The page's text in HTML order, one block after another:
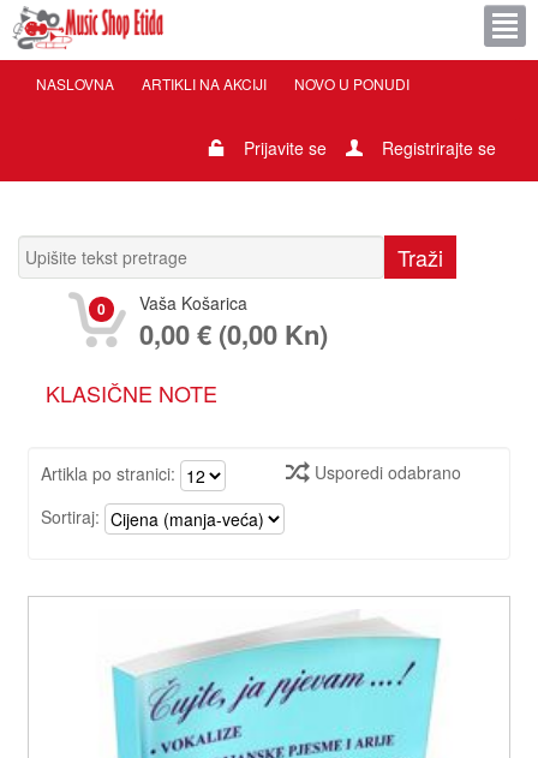
NASLOVNA ARTIKLI NA AKCIJI NOVO U PONUDI
Prijavite se Registrirajte se
0 Vaša Košarica
0,00 € (0,00 Kn)
KLASIČNE NOTE
Artikla po stranici:
Sortiraj:
Usporedi odabrano